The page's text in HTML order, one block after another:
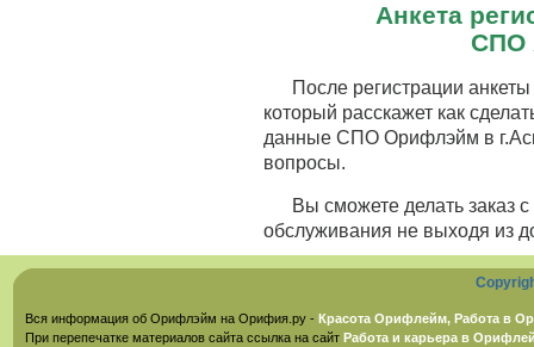
Анкета
СПО
После регистрации
который расскажет как
данные СПО Орифлэйм в
вопросы.
Вы сможете делать заказ
обслуживания не выходя из
Вся информация об Орифлэйм на Орифия.ру - Красота Орифлейм, Работа в
При перепечатке материалов сайта ссылка на сайт Работа и карьера в